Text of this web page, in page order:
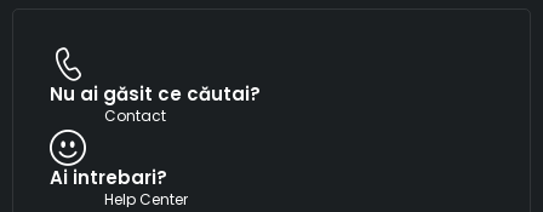
Nu ai găsit ce căutai?
Contact
Ai intrebari?
Help Center